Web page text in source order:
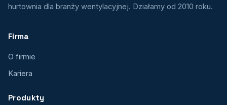
hurtownia dla branży wentylacyjnej. Działamy od 2010 roku.
Firma
O firmie
Kariera
Produkty